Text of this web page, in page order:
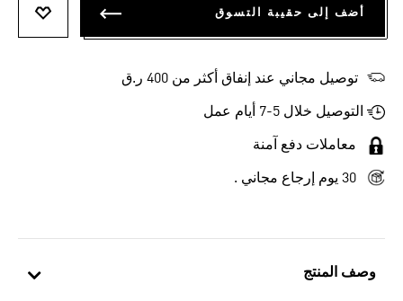
وصف المنتج
أضف إلى حقيبة التسوق
توصيل مجاني عند إنفاق أكثر من 400 ر.ق
التوصيل خلال 5-7 أيام عمل
معاملات دفع آمنة